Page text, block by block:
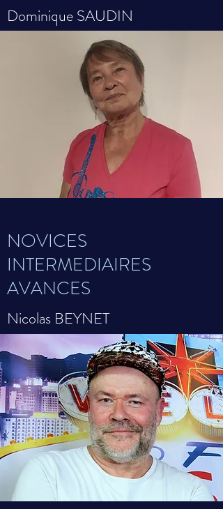
Dominique SAUDIN
NOVICES
INTERMEDIAIRES
AVANCES
Nicolas BEYNET